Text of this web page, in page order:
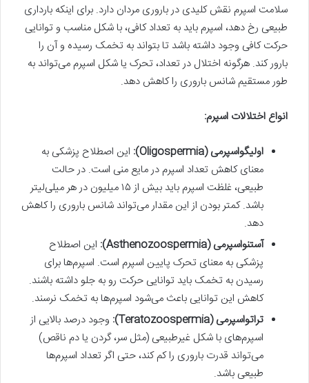
سلامت اسپرم نقش کلیدی در باروری مردان دارد. برای اینکه بارداری
طبیعی رخ دهد، اسپرم باید به تعداد کافی، با شکل مناسب و توانایی
حرکت کافی وجود داشته باشد تا بتواند به تخمک رسیده و آن را
بارور کند. هرگونه اختلال در تعداد، تحرک یا شکل اسپرم می‌تواند به
طور مستقیم شانس باروری را کاهش دهد.
انواع اختلالات اسپرم:
اولیگواسپرمی (Oligospermia):
این اصطلاح پزشکی به
معنای کاهش تعداد اسپرم در مایع منی است. در حالت
طبیعی، غلظت اسپرم باید بیش از ۱۵ میلیون در هر میلی‌لیتر
باشد. کمتر بودن از این مقدار می‌تواند شانس باروری را کاهش
دهد.
آستنواسپرمی (Asthenozoospermia):
این اصطلاح
پزشکی به معنای تحرک پایین اسپرم است. اسپرم‌ها برای
رسیدن به تخمک باید توانایی حرکت رو به جلو داشته باشند.
کاهش این توانایی باعث می‌شود اسپرم‌ها به تخمک نرسند.
تراتواسپرمی (Teratozoospermia):
وجود درصد بالایی از
اسپرم‌های با شکل غیرطبیعی (مثل سر، گردن یا دم ناقص)
می‌تواند قدرت باروری را کم کند، حتی اگر تعداد اسپرم‌ها
طبیعی باشد.